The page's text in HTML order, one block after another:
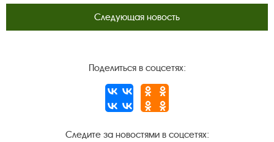
Следующая новость
Поделиться в соцсетях:
Следите за новостями в соцсетях: